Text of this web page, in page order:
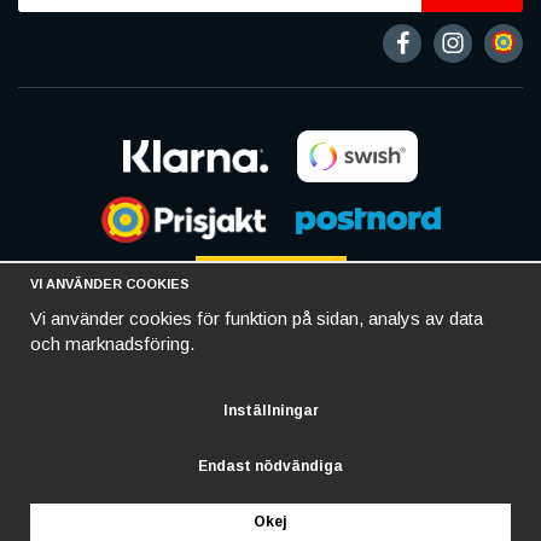
VI ANVÄNDER COOKIES
Vi använder cookies för funktion på sidan, analys av data
och marknadsföring.
Inställningar
Endast nödvändiga
Okej